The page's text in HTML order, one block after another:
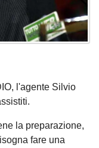
l'agente Silvio
la preparazione,
fare una